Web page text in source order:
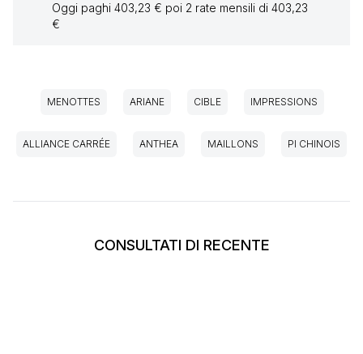
Oggi paghi 403,23 € poi 2 rate mensili di 403,23
€
MENOTTES ARIANE CIBLE IMPRESSIONS
ALLIANCE CARRÉE ANTHEA MAILLONS PI CHINOIS
CONSULTATI DI RECENTE